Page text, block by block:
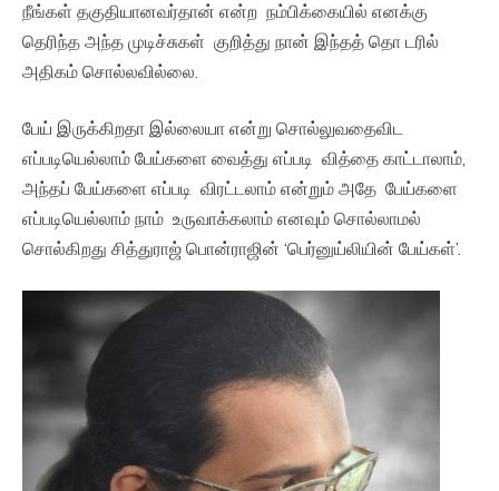
நீங்கள் தகுதியானவர்தான் என்ற நம்பிக்கையில் எனக்கு
தெரிந்த அந்த முடிச்சுகள் குறித்து நான் இந்தத் தொ டரில்
அதிகம் சொல்லவில்லை.
பேய் இருக்கிறதா இல்லையா என்று சொல்லுவதைவிட
எப்படியெல்லாம் பேய்களை வைத்து எப்படி வித்தை காட்டாலாம்,
அந்தப் பேய்களை எப்படி விரட்டலாம் என்றும் அதே பேய்களை
எப்படியெல்லாம் நாம் உருவாக்கலாம் எனவும் சொல்லாமல்
சொல்கிறது சித்துராஜ் பொன்ராஜின் ‘பெர்னுய்லியின் பேய்கள்’.